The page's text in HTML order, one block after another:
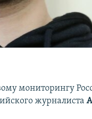
мониторингу
журналиста